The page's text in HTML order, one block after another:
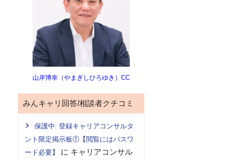
山岸博幸（やまぎしひろゆき）CC
みんキャリ回答/相談者クチコミ
保護中: 登録キャリアコンサルタ
ント限定掲示板①【閲覧にはパスワ
ード必要】
に キャリアコンサル